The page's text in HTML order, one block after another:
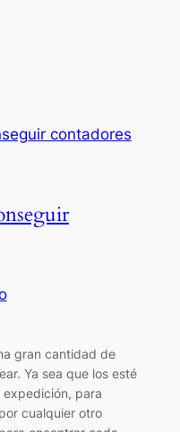
gran cantidad de
Ya sea que los esté
para
cualquier otro